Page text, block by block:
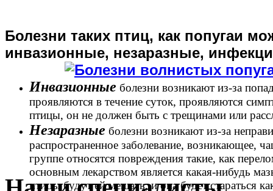
Болезни таких птиц, как попугаи
инвазионные, незаразные,
Инвазионные болезни возникают из-за
проявляются в течение суток, проявляются
птицы, он не должен быть с трещинами или
Незаразные болезни возникают из-за
распространенное заболевание, возникающее,
группе относятся повреждения такие, как
основным лекарством является какая-нибудь
птицы будут ей мешать, и она будет стараться